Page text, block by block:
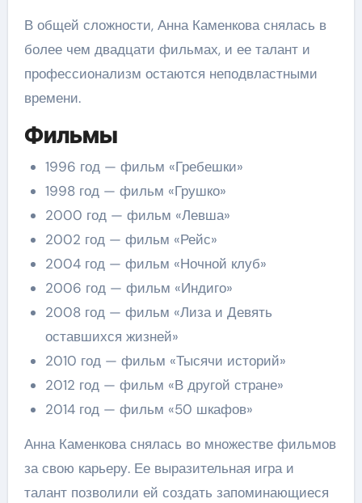
В общей сложности, Анна Каменкова снялась в
более чем двадцати фильмах, и ее талант и
профессионализм остаются неподвластными
времени.
Фильмы
1996 год — фильм «Гребешки»
1998 год — фильм «Грушко»
2000 год — фильм «Левша»
2002 год — фильм «Рейс»
2004 год — фильм «Ночной клуб»
2006 год — фильм «Индиго»
2008 год — фильм «Лиза и Девять
оставшихся жизней»
2010 год — фильм «Тысячи историй»
2012 год — фильм «В другой стране»
2014 год — фильм «50 шкафов»
Анна Каменкова снялась во множестве фильмов
за свою карьеру. Ее выразительная игра и
талант позволили ей создать запоминающиеся